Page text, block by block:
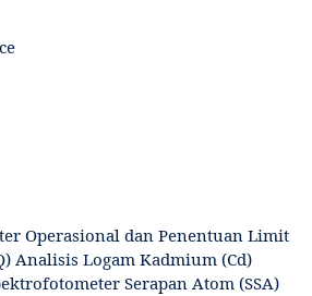
Operasional dan Penentuan Limit
Analisis Logam Kadmium (Cd)
Serapan Atom (SSA)